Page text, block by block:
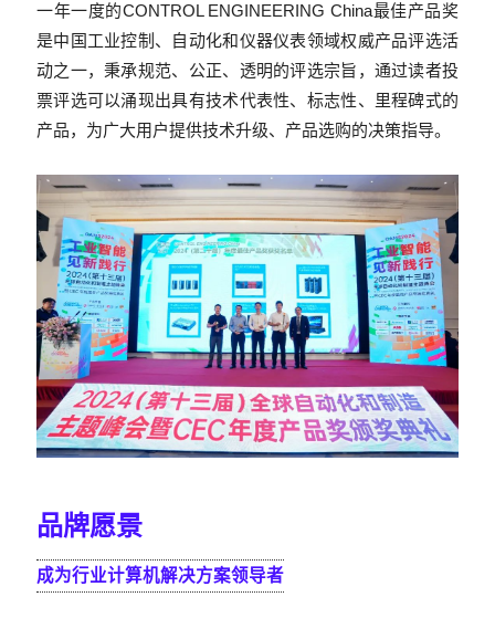
一年一度的CONTROL ENGINEERING China最佳产品奖
是中国工业控制、自动化和仪器仪表领域权威产品评选活
动之一，秉承规范、公正、透明的评选宗旨，通过读者投
票评选可以涌现出具有技术代表性、标志性、里程碑式的
产品，为广大用户提供技术升级、产品选购的决策指导。
品牌愿景
成为行业计算机解决方案领导者